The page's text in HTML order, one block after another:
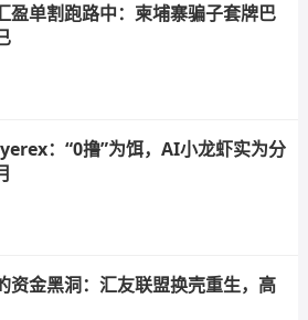
盈单割跑路中：柬埔寨骗子套牌巴
：“0撸”为饵，AI小龙虾实为分
资金黑洞：汇友联盟换壳重生，高